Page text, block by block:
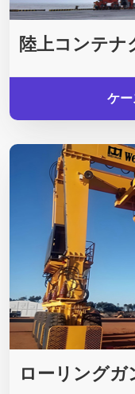
陸上コンテナ
ケ
ローリング